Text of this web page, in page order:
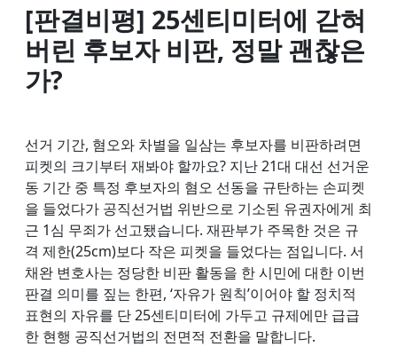
[판결비평] 25센티미터에 갇혀
버린 후보자 비판, 정말 괜찮은
가?
선거 기간, 혐오와 차별을 일삼는 후보자를 비판하려면
피켓의 크기부터 재봐야 할까요? 지난 21대 대선 선거운
동 기간 중 특정 후보자의 혐오 선동을 규탄하는 손피켓
을 들었다가 공직선거법 위반으로 기소된 유권자에게 최
근 1심 무죄가 선고됐습니다. 재판부가 주목한 것은 규
격 제한(25cm)보다 작은 피켓을 들었다는 점입니다. 서
채완 변호사는 정당한 비판 활동을 한 시민에 대한 이번
판결 의미를 짚는 한편, ‘자유가 원칙’이어야 할 정치적
표현의 자유를 단 25센티미터에 가두고 규제에만 급급
한 현행 공직선거법의 전면적 전환을 말합니다.